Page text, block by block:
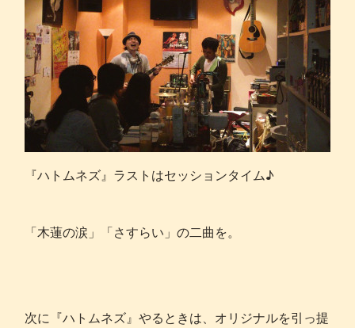
『ハトムネズ』ラストはセッションタイム♪
「木蓮の涙」「さすらい」の二曲を。
次に『ハトムネズ』やるときは、オリジナルを引っ提